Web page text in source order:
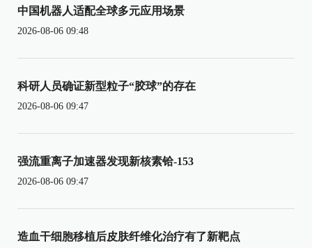
中国机器人适配全球多元应用场景
2026-08-06 09:48
科研人员确证新型粒子“胶球”的存在
2026-08-06 09:47
强流重离子加速器发现新核素铪-153
2026-08-06 09:47
造血干细胞移植后皮肤纤维化治疗有了新靶点